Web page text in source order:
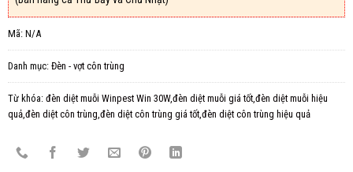
Mã: N/A
Danh mục: Đèn - vợt côn trùng
Từ khóa: đèn diệt muỗi Winpest Win 30W,đèn diệt muỗi giá tốt,đèn diệt muỗi hiệu
quả,đèn diệt côn trùng,đèn diệt côn trùng giá tốt,đèn diệt côn trùng hiệu quả